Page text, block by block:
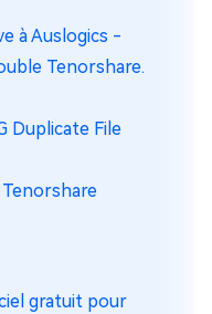
à Auslogics -
Tenorshare.
Duplicate File
gratuit pour